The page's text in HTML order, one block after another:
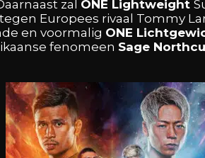
zal ONE Lightweight
tegen Europees rivaal Tommy
en voormalig ONE
fenomeen Sage